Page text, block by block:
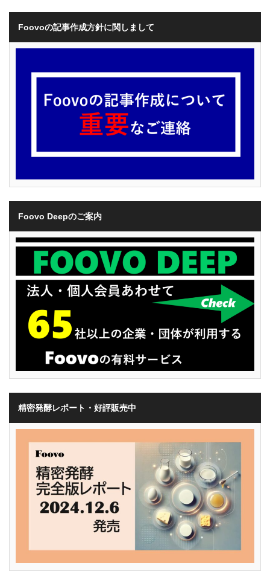
Foovoの記事作成方針に関しまして
Foovo Deepのご案内
精密発酵レポート・好評販売中